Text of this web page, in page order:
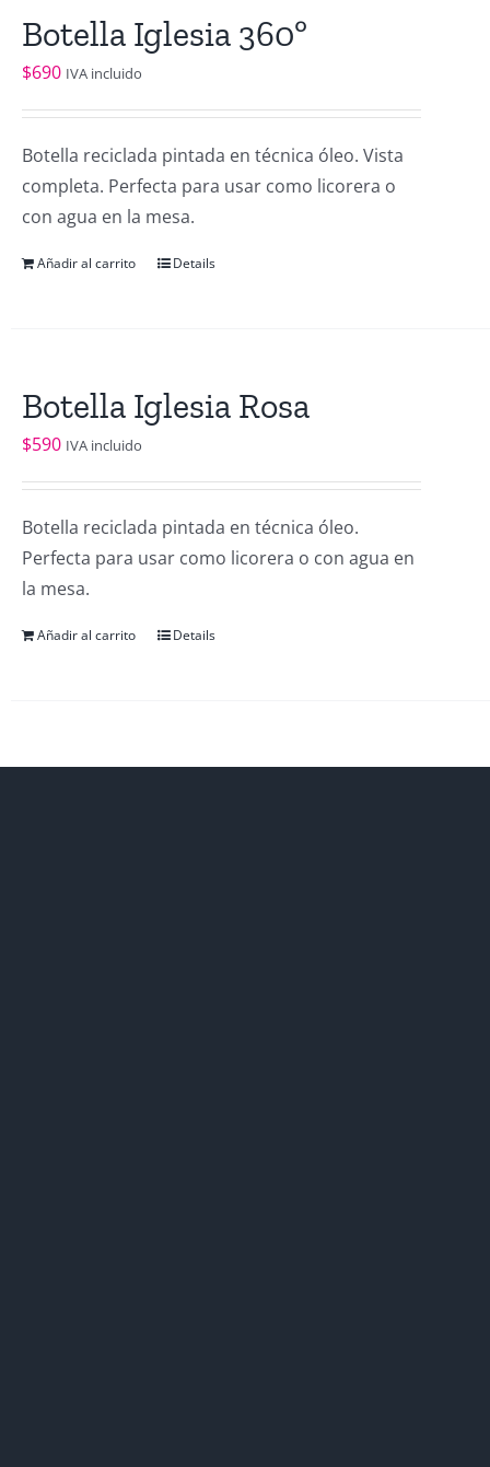
Botella Iglesia 360º
$690 IVA incluido
Botella reciclada pintada en técnica óleo. Vista
completa. Perfecta para usar como licorera o
con agua en la mesa.
Añadir al carrito Details
Botella Iglesia Rosa
$590 IVA incluido
Botella reciclada pintada en técnica óleo.
Perfecta para usar como licorera o con agua en
la mesa.
Añadir al carrito Details